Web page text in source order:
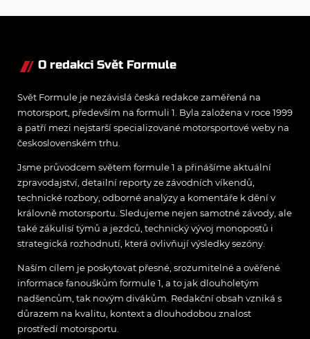
O redakci Svět Formule
Svět Formule je nezávislá česká redakce zaměřená na
motorsport, především na formuli 1. Byla založena v roce 1999
a patří mezi nejstarší specializované motorsportové weby na
československém trhu.
Jsme průvodcem světem formule 1 a přinášíme aktuální
zpravodajství, detailní reporty ze závodních víkendů,
technické rozbory, odborné analýzy a komentáře k dění v
královně motorsportu. Sledujeme nejen samotné závody, ale
také zákulisí týmů a jezdců, technický vývoj monopostů i
strategická rozhodnutí, která ovlivňují výsledky sezóny.
Naším cílem je poskytovat přesné, srozumitelné a ověřené
informace fanouškům formule 1, a to jak dlouholetým
nadšencům, tak novým divákům. Redakční obsah vzniká s
důrazem na kvalitu, kontext a dlouhodobou znalost
prostředí motorsportu.